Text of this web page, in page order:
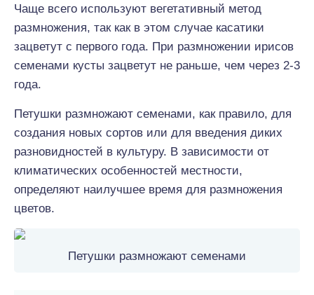
Чаще всего используют вегетативный метод
размножения, так как в этом случае касатики
зацветут с первого года. При размножении ирисов
семенами кусты зацветут не раньше, чем через 2-3
года.
Петушки размножают семенами, как правило, для
создания новых сортов или для введения диких
разновидностей в культуру. В зависимости от
климатических особенностей местности,
определяют наилучшее время для размножения
цветов.
Петушки размножают семенами